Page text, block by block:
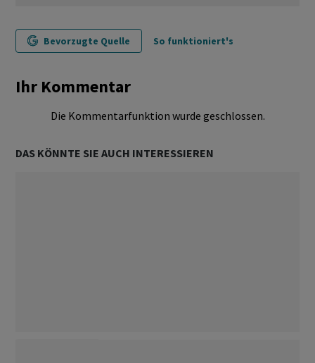
Bevorzugte Quelle So funktioniert's
Ihr Kommentar
Die Kommentarfunktion wurde geschlossen.
DAS KÖNNTE SIE AUCH INTERESSIEREN